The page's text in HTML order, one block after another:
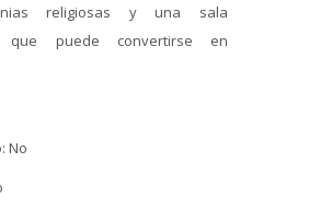
religiosas y una sala
que puede convertirse en
No